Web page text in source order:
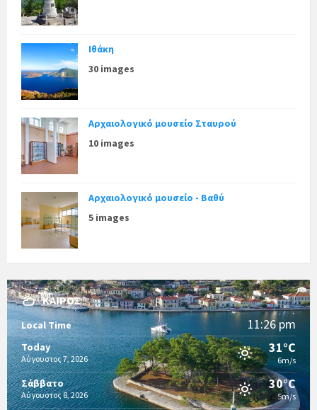
Ιθάκη
30 images
Αρχαιολογικό μουσείο Σταυρού
10 images
Αρχαιολογικό μουσείο - Βαθύ
5 images
ΚΑΙΡΌΣ
Local Time 11:26 pm
Today
Αύγουστος 7, 2026
31°C
6m/s
Σάββατο
Αύγουστος 8, 2026
30°C
5m/s